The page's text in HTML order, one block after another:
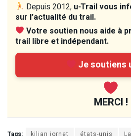
Depuis 2012, u-Trail vous
sur l’actualité du trail.
Votre soutien nous aide à
trail libre et indépendant.
Je soutiens
MERCI !
Tags: kilian jornet états-unis